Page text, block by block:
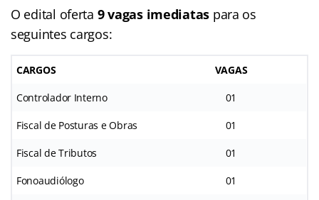
O edital oferta 9 vagas imediatas para os
seguintes cargos:
CARGOS VAGAS
Controlador Interno 01
Fiscal de Posturas e Obras 01
Fiscal de Tributos 01
Fonoaudiólogo 01